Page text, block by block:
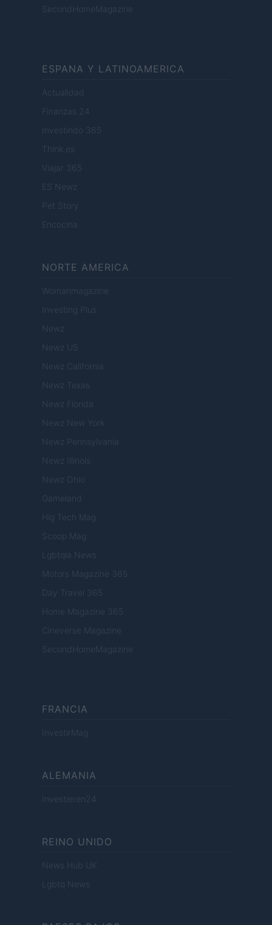
SecondHomeMagazine
ESPANA Y LATINOAMERICA
Actualidad
Finanzas 24
Investindo 365
Think.es
Viajar 365
ES Newz
Pet Story
Encocina
NORTE AMERICA
Womanmagazine
Investing Plus
Newz
Newz US
Newz California
Newz Texas
Newz Florida
Newz New York
Newz Pennsylvania
Newz Illinois
Newz Ohio
Gameland
Hig Tech Mag
Scoop Mag
Lgbtqia News
Motors Magazine 365
Day Travel 365
Home Magazine 365
Cineverse Magazine
SecondHomeMagazine
FRANCIA
InvestirMag
ALEMANIA
Investieren24
REINO UNIDO
News Hub UK
Lgbtq News